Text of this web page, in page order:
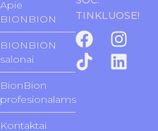
Apie
BIONBION
BIONBION
salonai
BionBion
profesionalams
Kontaktai
TINKLUOSE!